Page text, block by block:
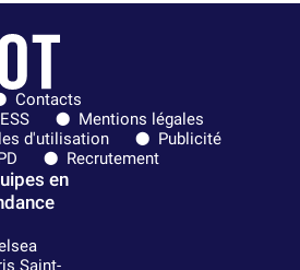
Contacts
Mentions légales
d'utilisation
Publicité
Recrutement
en
Saint-